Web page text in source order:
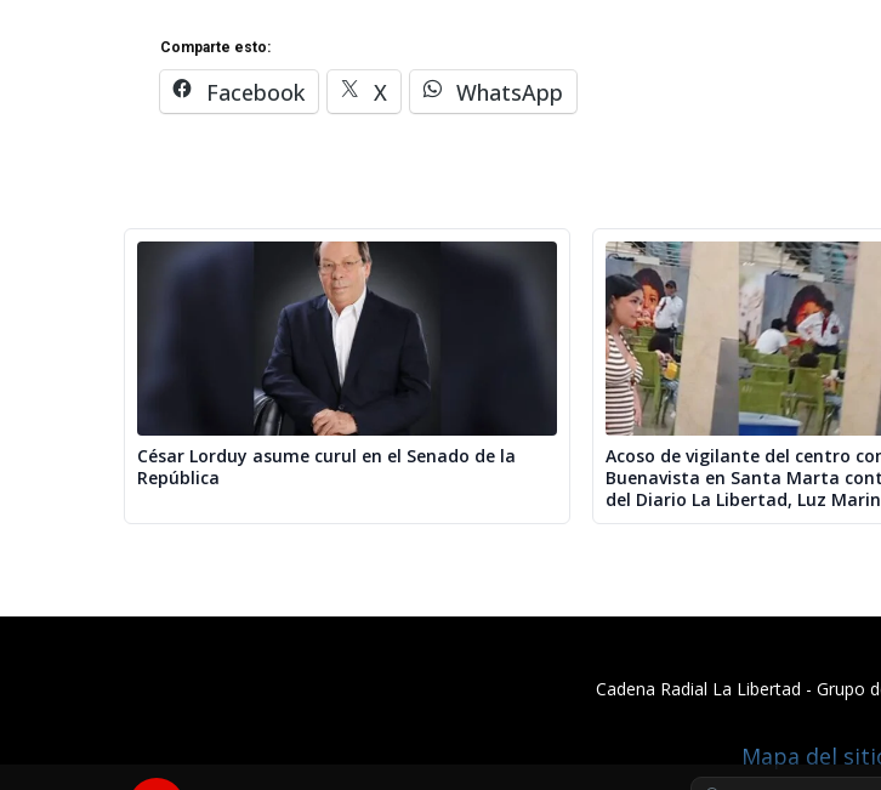
Comparte esto:
Facebook X WhatsApp
César Lorduy asume curul en el Senado de la
República
Acoso de vigilante del centro
Buenavista en Santa Marta
del Diario La Libertad, Luz
Cadena Radial La Libertad​ - Grupo
Mapa del